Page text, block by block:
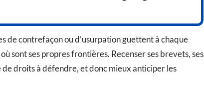
de contrefaçon ou d’usurpation guettent à chaque
sont ses propres frontières. Recenser ses brevets, ses
droits à défendre, et donc mieux anticiper les